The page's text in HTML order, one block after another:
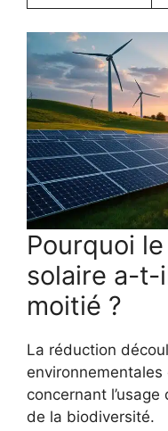
Pourquoi
solaire a-
moitié ?
La réduction
concernant
de la biodiversité.